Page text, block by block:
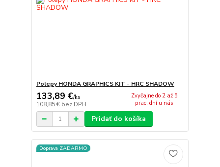
Polepy HONDA GRAPHICS KIT - HRC SHADOW
133,89 €/ks
108,85 € bez DPH
Zvyčajne do 2 až 5
prac. dní u nás
Pridať do košíka
Doprava ZADARMO